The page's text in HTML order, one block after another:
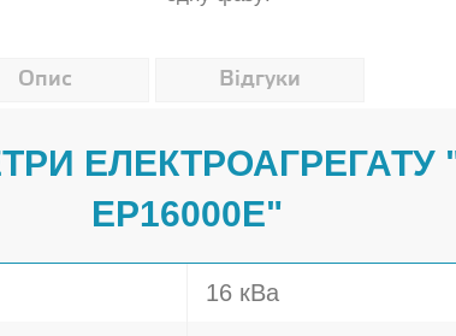
Опис Відгуки
ЕЛЕКТРОАГРЕГАТУ
EP16000E"
16 кВа